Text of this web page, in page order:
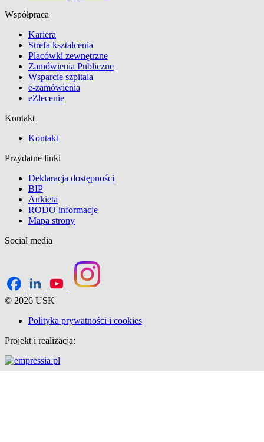
Współpraca
Kariera
Strefa kształcenia
Placówki zewnętrzne
Zamówienia Publiczne
Wsparcie szpitala
e-zamówienia
eZlecenie
Kontakt
Kontakt
Przydatne linki
Deklaracja dostępności
BIP
Ankieta
RODO informacje
Mapa strony
Social media
© 2026 USK
Polityka prywatności i cookies
Projekt i realizacja: